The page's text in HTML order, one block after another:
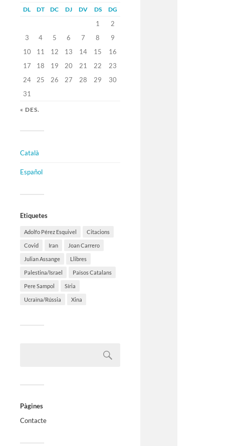
DL DT DC DJ DV DS DG
1
2
3
4 5 6 7 8
9
10
11 12 13 14 15
16
17
18 19 20 21 22
23
24
25 26 27 28 29
30
31
« DES.
Català
Español
Etiquetes
Adolfo Pérez Esquivel Citacions
Covid Iran Joan Carrero
Julian Assange Llibres
Palestina/Israel Països Catalans
Pere Sampol Síria
Ucraïna/Rússia Xina
Pàgines
Contacte